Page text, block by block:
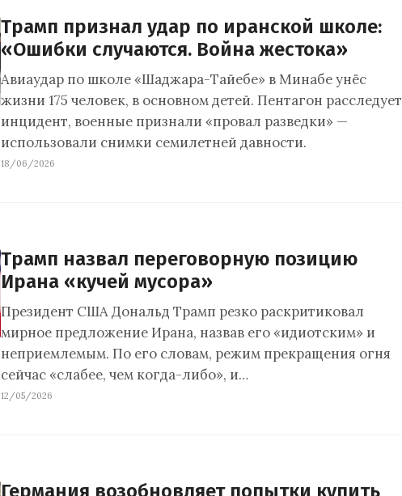
Трамп признал удар по иранской школе:
«Ошибки случаются. Война жестока»
Авиаудар по школе «Шаджара-Тайебе» в Минабе унёс
жизни 175 человек, в основном детей. Пентагон расследует
инцидент, военные признали «провал разведки» —
использовали снимки семилетней давности.
18/06/2026
Трамп назвал переговорную позицию
Ирана «кучей мусора»
Президент США Дональд Трамп резко раскритиковал
мирное предложение Ирана, назвав его «идиотским» и
неприемлемым. По его словам, режим прекращения огня
сейчас «слабее, чем когда-либо», и…
12/05/2026
Германия возобновляет попытки купить